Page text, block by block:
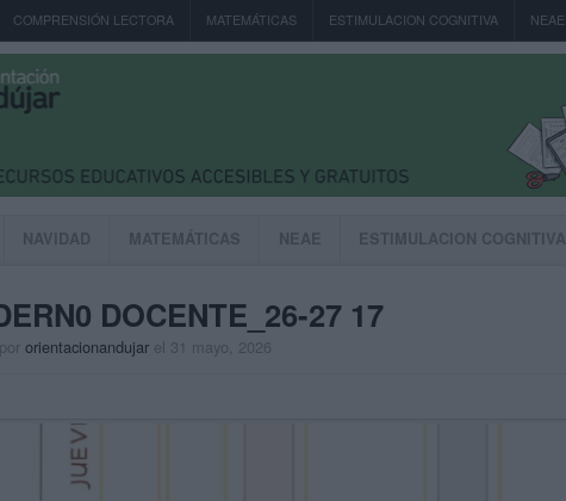
COMPRENSIÓN LECTORA MATEMÁTICAS ESTIMULACION COGNITIVA NEAE
NAVIDAD MATEMÁTICAS NEAE ESTIMULACION COGNITIVA
DOCENTE_26-27 17
orientacionandujar el 31 mayo, 2026